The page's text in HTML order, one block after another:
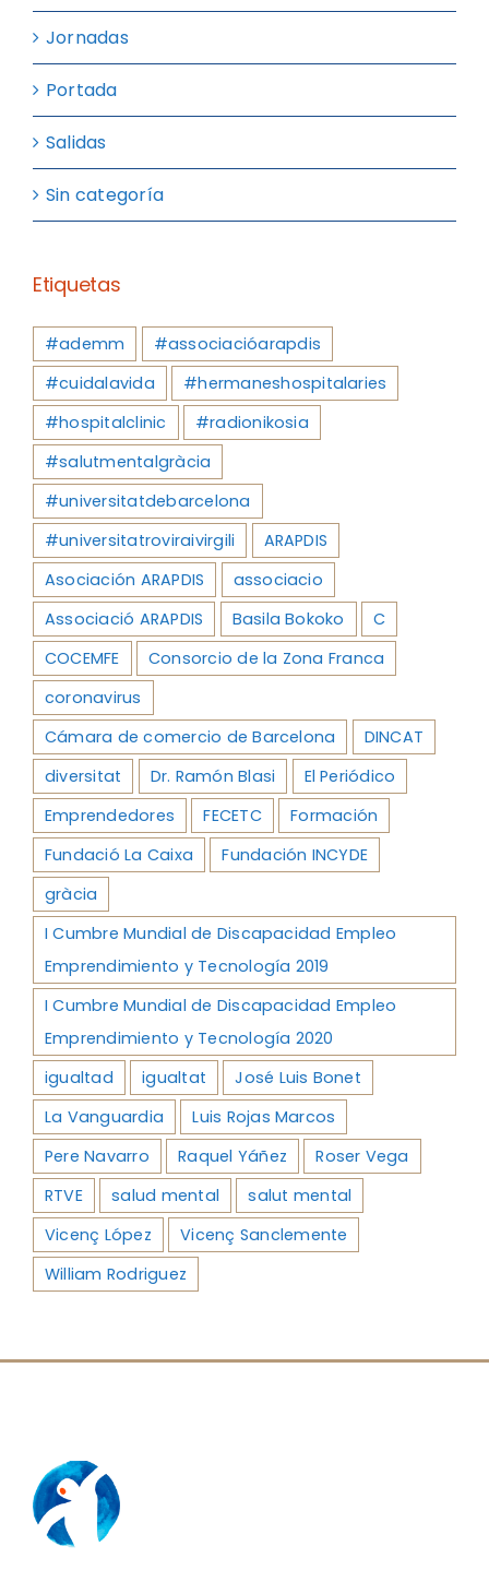
Jornadas
Portada
Salidas
Sin categoría
Etiquetas
#ademm
#associacióarapdis
#cuidalavida
#hermaneshospitalaries
#hospitalclinic
#radionikosia
#salutmentalgràcia
#universitatdebarcelona
#universitatroviraivirgili
ARAPDIS
Asociación ARAPDIS
associacio
Associació ARAPDIS
Basila Bokoko
C
COCEMFE
Consorcio de la Zona Franca
coronavirus
Cámara de comercio de Barcelona
DINCAT
diversitat
Dr. Ramón Blasi
El Periódico
Emprendedores
FECETC
Formación
Fundació La Caixa
Fundación INCYDE
gràcia
I Cumbre Mundial de Discapacidad Empleo
Emprendimiento y Tecnología 2019
I Cumbre Mundial de Discapacidad Empleo
Emprendimiento y Tecnología 2020
igualtad
igualtat
José Luis Bonet
La Vanguardia
Luis Rojas Marcos
Pere Navarro
Raquel Yáñez
Roser Vega
RTVE
salud mental
salut mental
Vicenç López
Vicenç Sanclemente
William Rodriguez